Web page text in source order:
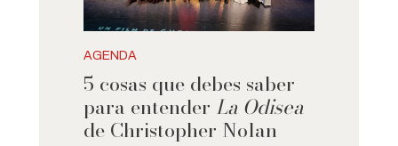
AGENDA
5 cosas que debes saber
para entender La Odisea
de Christopher Nolan